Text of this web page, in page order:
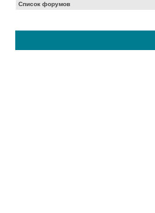
Список форумов